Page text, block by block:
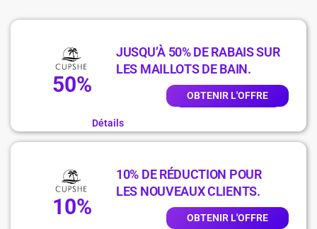
50%
JUSQU’À 50% DE RABAIS SUR
LES MAILLOTS DE BAIN.
OBTENIR L'OFFRE
Détails
10%
10% DE RÉDUCTION POUR
LES NOUVEAUX CLIENTS.
OBTENIR L'OFFRE